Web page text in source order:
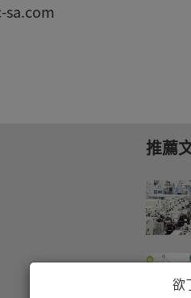
sa.com
推薦
欲